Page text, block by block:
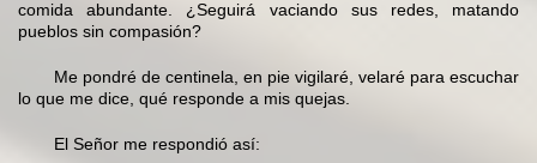
comida abundante. ¿Seguirá vaciando sus redes, matando
pueblos sin compasión?
Me pondré de centinela, en pie vigilaré, velaré para escuchar
lo que me dice, qué responde a mis quejas.
El Señor me respondió así: